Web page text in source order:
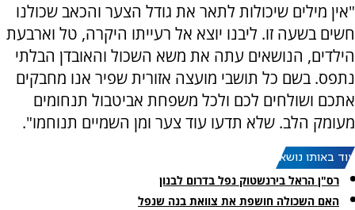
"אין מילים שיכולות לתאר את גודל הצער והכאב שכולנו
חשים בשעה זו. ליבנו יוצא אל רעייתו היקרה, טל וארבעת
הילדים, הנושאים עתה את משא השכול והאובדן הבלתי
נתפס. בשם כל תושבי מועצה אזורית שפיר אנו מחבקים
אתכם ושולחים לכם ולכל משפחת אביטבול תנחומים
מעומק הלב. שלא תדעו עוד צער ומן השמיים תנוחמו".
עוד באותו נושא:
רס"ן הראל בירנשטוק נפל בדרום לבנון
האם השכולה חושפת את צוואת בנה שנפל